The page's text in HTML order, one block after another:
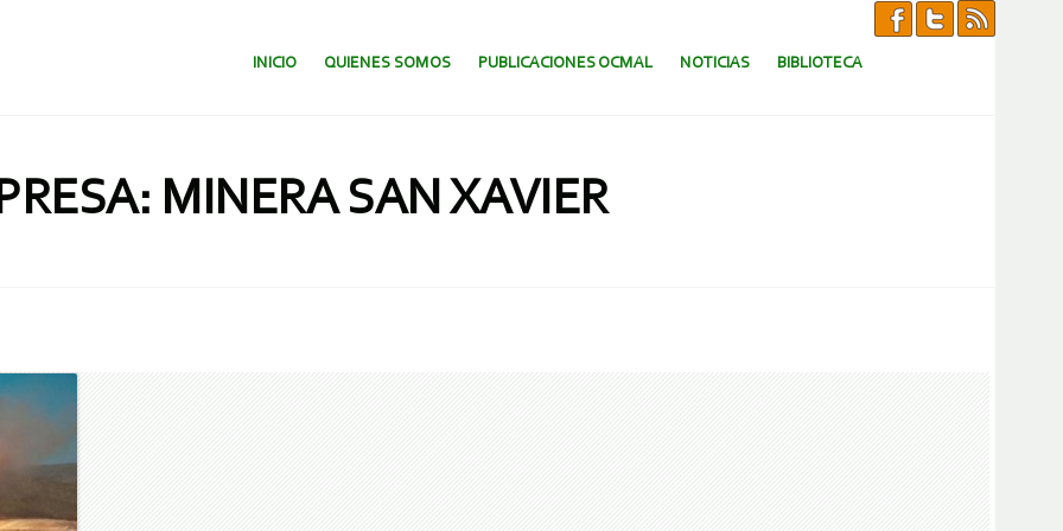
SALTAR AL CONTENIDO.
INICIO QUIENES SOMOS PUBLICACIONES OCMAL NOTICIAS BIBLIOTECA
MINERA SAN XAVIER